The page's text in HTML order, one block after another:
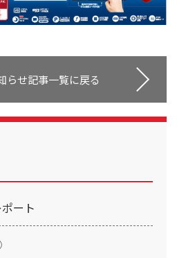
らせ記事一覧に戻る
ート
④